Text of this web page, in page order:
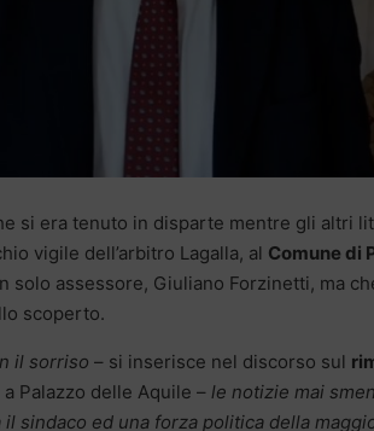
si era tenuto in disparte mentre gli altri
vigile dell’arbitro Lagalla, al Comune di
solo assessore, Giuliano Forzinetti, ma
scoperto.
il sorriso – si inserisce nel discorso sul
a Palazzo delle Aquile – le notizie mai
il sindaco ed una forza politica della